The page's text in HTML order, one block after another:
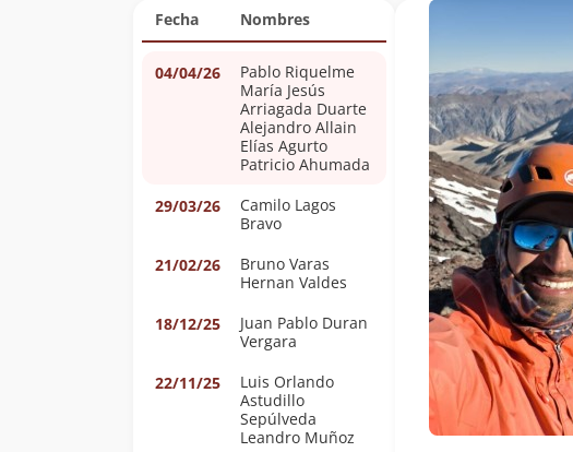
Fecha Nombres
04/04/26
Pablo Riquelme
María Jesús
Arriagada Duarte
Alejandro Allain
Elías Agurto
Patricio Ahumada
29/03/26
Camilo Lagos
Bravo
21/02/26
Bruno Varas
Hernan Valdes
18/12/25
Juan Pablo Duran
Vergara
22/11/25
Luis Orlando
Astudillo
Sepúlveda
Leandro Muñoz